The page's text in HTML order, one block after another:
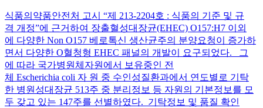
식품의약품안전처 고시 “제 213-2204호 : 식품의 기준 및 규
격 개정”에 근거하여 장출혈성대장균(EHEC) O157:H7 이외
에 다양한 Non O157 베로톡신 생산균주의 분양요청이 증가하
면서 다양한 O혈청형 EHEC 패널의 개발이 요구되었다. 그
에 따라 국가병원체자원에서 보유중인 전
체 Escherichia coli 자 원 중 수인성질환과에서 연도별로 기탁
한 병원성대장균 513주 중 분리정보 등 자원의 기본정보를 모
두 갖고 있는 147주를 선별하였다. 기탁정보 및 품질 확인